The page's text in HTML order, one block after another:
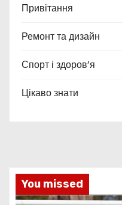
Привітання
Ремонт та дизайн
Спорт і здоров’я
Цікаво знати
You missed